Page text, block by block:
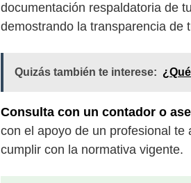
documentación respaldatoria de
demostrando la transparencia de
Quizás también te interese:
Consulta con un contador o
con el apoyo de un profesional
cumplir con la normativa vigente.